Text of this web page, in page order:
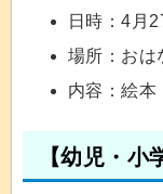
日時：4月
場所：おは
内容：絵本
【幼児・